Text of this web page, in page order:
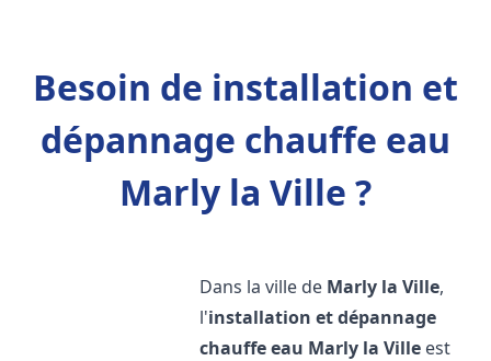
Besoin de installation et
dépannage chauffe eau
Marly la Ville ?
Dans la ville de Marly la Ville,
l'installation et dépannage
chauffe eau Marly la Ville est